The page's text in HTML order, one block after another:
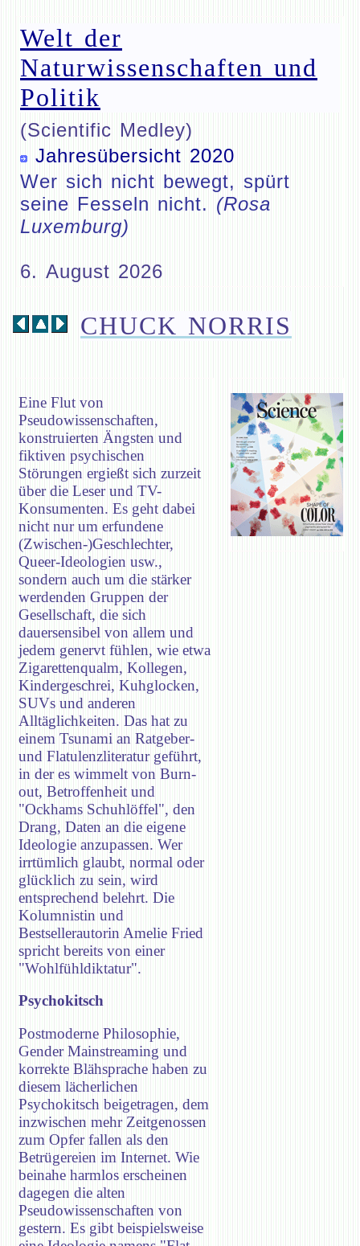
Welt der
Naturwissenschaften und
Politik
(Scientific Medley)
Jahresübersicht 2020
Wer sich nicht bewegt, spürt
seine Fesseln nicht. (Rosa
Luxemburg)
6. August 2026
CHUCK NORRIS
Eine Flut von
Pseudowissenschaften,
konstruierten Ängsten und
fiktiven psychischen
Störungen ergießt sich zurzeit
über die Leser und TV-
Konsumenten. Es geht dabei
nicht nur um erfundene
(Zwischen-)Geschlechter,
Queer-Ideologien usw.,
sondern auch um die stärker
werdenden Gruppen der
Gesellschaft, die sich
dauersensibel von allem und
jedem genervt fühlen, wie etwa
Zigarettenqualm, Kollegen,
Kindergeschrei, Kuhglocken,
SUVs und anderen
Alltäglichkeiten. Das hat zu
einem Tsunami an Ratgeber-
und Flatulenzliteratur geführt,
in der es wimmelt von Burn-
out, Betroffenheit und
"Ockhams Schuhlöffel", den
Drang, Daten an die eigene
Ideologie anzupassen. Wer
irrtümlich glaubt, normal oder
glücklich zu sein, wird
entsprechend belehrt. Die
Kolumnistin und
Bestsellerautorin Amelie Fried
spricht bereits von einer
"Wohlfühldiktatur".
Psychokitsch
Postmoderne Philosophie,
Gender Mainstreaming und
korrekte Blähsprache haben zu
diesem lächerlichen
Psychokitsch beigetragen, dem
inzwischen mehr Zeitgenossen
zum Opfer fallen als den
Betrügereien im Internet. Wie
beinahe harmlos erscheinen
dagegen die alten
Pseudowissenschaften von
gestern. Es gibt beispielsweise